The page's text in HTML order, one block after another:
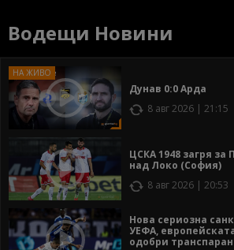
Водещи Новини
Дунав 0:0 Арда
8 авг 2026 | 21:15
ЦСКА 1948 загря за
над Локо (София)
8 авг 2026 | 20:53
Нова сериозна
УЕФА,
одобри